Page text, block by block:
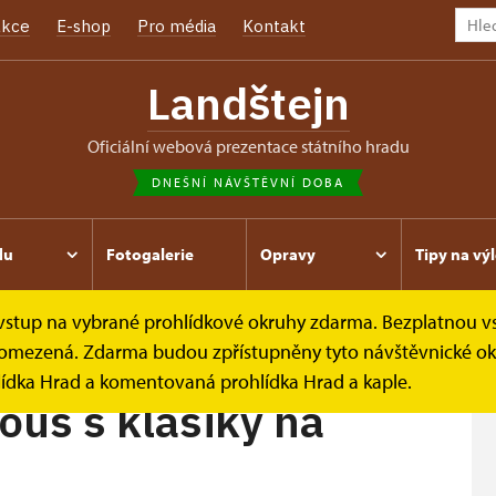
E-shop Pro média Kontakt
Landštejn
oficiální webová prezentace státního hradu
DNEŠNÍ NÁVŠTĚVNÍ DOBA
Fotogalerie Opravy Tipy na
na vybrané prohlídkové okruhy zdarma. Bezplatnou
Zdarma budou zpřístupněny tyto návštěvnické
Hrad a komentovaná prohlídka Hrad a kaple.
na...
s klasiky na